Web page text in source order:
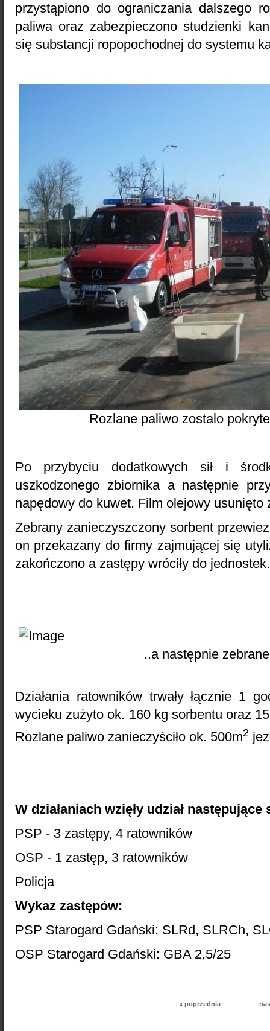
przystąpiono do ograniczania dalszego
paliwa oraz zabezpieczono studzienki
się substancji ropopochodnej do systemu
Rozlane paliwo zostalo
Po przybyciu dodatkowych sił i
uszkodzonego zbiornika a następnie
napędowy do kuwet. Film olejowy usunięto
Zebrany zanieczyszczony sorbent
on przekazany do firmy zajmującej się
zakończono a zastępy wróciły do jednostek.
..a następnie
Działania ratowników trwały łącznie 1
wycieku zużyto ok. 160 kg sorbentu oraz
Rozlane paliwo zanieczyściło ok. 500m2
W działaniach wzięły udział następujące
PSP - 3 zastępy, 4 ratowników
OSP - 1 zastęp, 3 ratowników
Policja
Wykaz zastępów:
PSP Starogard Gdański: SLRd, SLRCh,
OSP Starogard Gdański: GBA 2,5/25
« poprzednia